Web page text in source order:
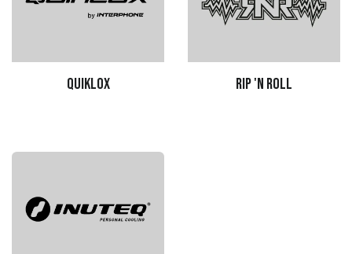
Quiklox Rip 'n Roll